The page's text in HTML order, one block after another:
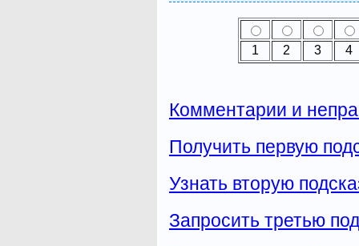
1 2 3 4
Комментарии и
Получить первую
Узнать вторую
Запросить третью